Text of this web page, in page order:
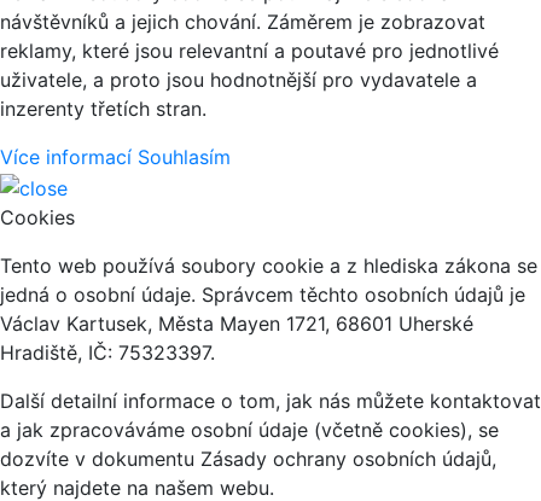
návštěvníků a jejich chování. Záměrem je zobrazovat
reklamy, které jsou relevantní a poutavé pro jednotlivé
uživatele, a proto jsou hodnotnější pro vydavatele a
inzerenty třetích stran.
Více informací Souhlasím
Cookies
Tento web používá soubory cookie a z hlediska zákona se
jedná o osobní údaje. Správcem těchto osobních údajů je
Václav Kartusek, Města Mayen 1721, 68601 Uherské
Hradiště, IČ: 75323397.
Další detailní informace o tom, jak nás můžete kontaktovat
a jak zpracováváme osobní údaje (včetně cookies), se
dozvíte v dokumentu Zásady ochrany osobních údajů,
který najdete na našem webu.